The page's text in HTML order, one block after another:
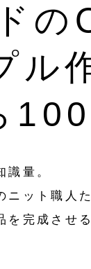
の
ル
量。
ット職人
完成させ